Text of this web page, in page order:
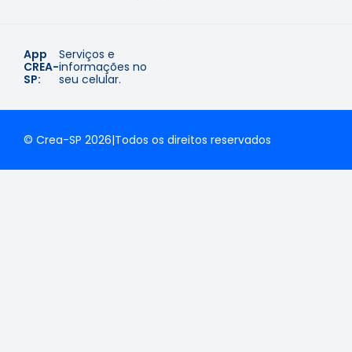
App
CREA-
SP:
Serviços e
informações no
seu celular.
© Crea-SP 2026|Todos os direitos reservados